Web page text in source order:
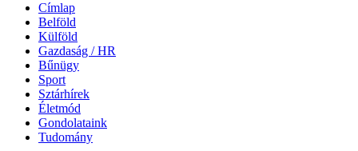
Címlap
Belföld
Külföld
Gazdaság / HR
Bűnügy
Sport
Sztárhírek
Életmód
Gondolataink
Tudomány